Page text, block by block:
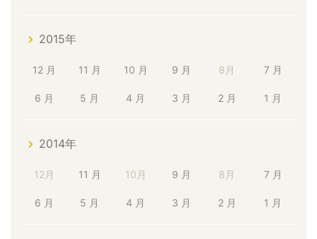
2015年
12 月 11 月 10 月 9 月 8月 7 月
6 月 5 月 4 月 3 月 2 月 1 月
2014年
12月 11 月 10月 9 月 8月 7 月
6 月 5 月 4 月 3 月 2 月 1 月